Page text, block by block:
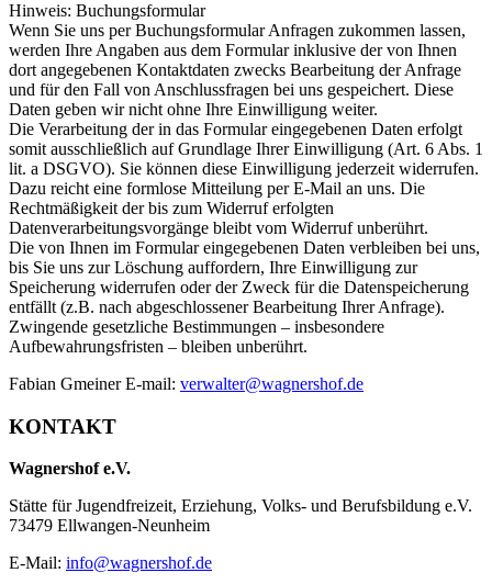
Hinweis: Buchungsformular
Wenn Sie uns per Buchungsformular Anfragen zukommen lassen,
werden Ihre Angaben aus dem Formular inklusive der von Ihnen
dort angegebenen Kontaktdaten zwecks Bearbeitung der Anfrage
und für den Fall von Anschlussfragen bei uns gespeichert. Diese
Daten geben wir nicht ohne Ihre Einwilligung weiter.
Die Verarbeitung der in das Formular eingegebenen Daten erfolgt
somit ausschließlich auf Grundlage Ihrer Einwilligung (Art. 6 Abs. 1
lit. a DSGVO). Sie können diese Einwilligung jederzeit widerrufen.
Dazu reicht eine formlose Mitteilung per E-Mail an uns. Die
Rechtmäßigkeit der bis zum Widerruf erfolgten
Datenverarbeitungsvorgänge bleibt vom Widerruf unberührt.
Die von Ihnen im Formular eingegebenen Daten verbleiben bei uns,
bis Sie uns zur Löschung auffordern, Ihre Einwilligung zur
Speicherung widerrufen oder der Zweck für die Datenspeicherung
entfällt (z.B. nach abgeschlossener Bearbeitung Ihrer Anfrage).
Zwingende gesetzliche Bestimmungen – insbesondere
Aufbewahrungsfristen – bleiben unberührt.
Fabian Gmeiner E-mail: verwalter@wagnershof.de
KONTAKT
Wagnershof e.V.
Stätte für Jugendfreizeit, Erziehung, Volks- und Berufsbildung e.V.
73479 Ellwangen-Neunheim
E-Mail: info@wagnershof.de